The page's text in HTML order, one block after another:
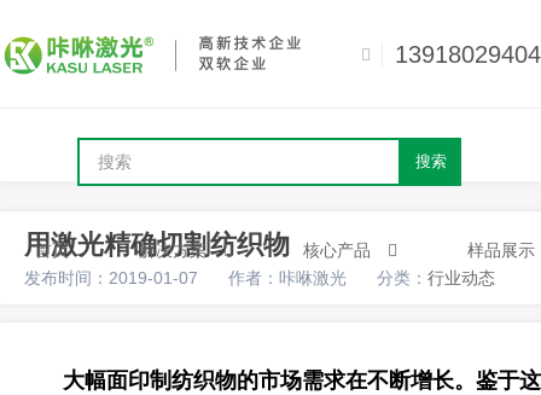
13918029404
搜索
首页 解决方案 核心产品 样品展示
用激光精确切割纺织物
发布时间：2019-01-07 作者：咔咻激光 分类： 行业动态
大幅面印制纺织物的市场需求在不断增长。鉴于